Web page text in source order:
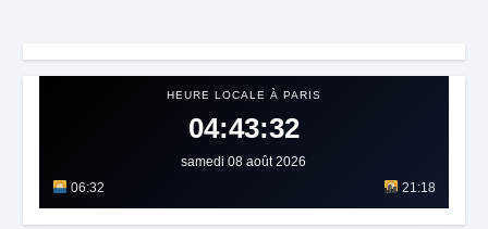
HEURE LOCALE À PARIS
04:43:35
samedi 08 août 2026
06:32
21:18